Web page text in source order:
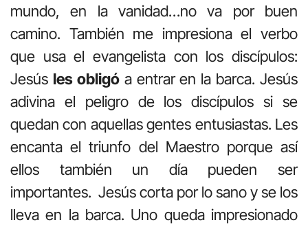
mundo, en la vanidad…no va por buen
camino. También me impresiona el verbo
que usa el evangelista con los discípulos:
Jesús les obligóa entrar en la barca. Jesús
adivina el peligro de los discípulos si se
quedan con aquellas gentes entusiastas. Les
encanta el triunfo del Maestro porque así
ellos también un día pueden ser
importantes. Jesús corta por lo sano y se los
lleva en la barca. Uno queda impresionado